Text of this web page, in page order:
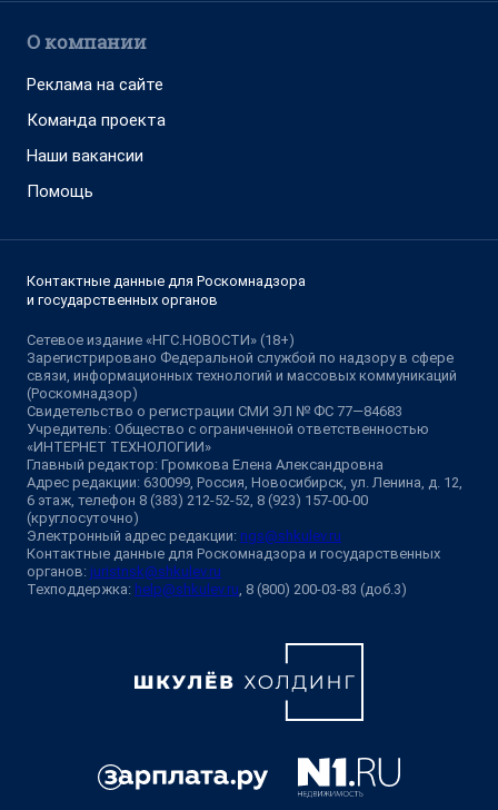
О компании
Реклама на сайте
Команда проекта
Наши вакансии
Помощь
Контактные данные для Роскомнадзора
и государственных органов
Сетевое издание «НГС.НОВОСТИ» (18+)
Зарегистрировано Федеральной службой по надзору в сфере
связи, информационных технологий и массовых коммуникаций
(Роскомнадзор)
Свидетельство о регистрации СМИ ЭЛ № ФС 77—84683
Учредитель: Общество с ограниченной ответственностью
«ИНТЕРНЕТ ТЕХНОЛОГИИ»
Главный редактор: Громкова Елена Александровна
Адрес редакции: 630099, Россия, Новосибирск, ул. Ленина, д. 12,
6 этаж, телефон 8 (383) 212-52-52, 8 (923) 157-00-00
(круглосуточно)
Электронный адрес редакции: ngs@shkulev.ru
Контактные данные для Роскомнадзора и государственных
органов: juristnsk@shkulev.ru
Техподдержка: help@shkulev.ru, 8 (800) 200-03-83 (доб.3)